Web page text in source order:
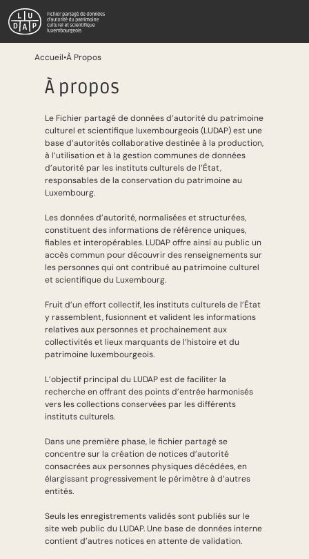
Aller à la recherche
À Propos
Accueil•À Propos
À propos
Le Fichier partagé de données d’autorité du patrimoine
culturel et scientifique luxembourgeois (LUDAP) est une
base d’autorités collaborative destinée à la production,
à l’utilisation et à la gestion communes de données
d’autorité par les instituts culturels de l’État,
responsables de la conservation du patrimoine au
Luxembourg.
Les données d’autorité, normalisées et structurées,
constituent des informations de référence uniques,
fiables et interopérables. LUDAP offre ainsi au public un
accès commun pour découvrir des renseignements sur
les personnes qui ont contribué au patrimoine culturel
et scientifique du Luxembourg.
Fruit d’un effort collectif, les instituts culturels de l’État
y rassemblent, fusionnent et valident les informations
relatives aux personnes et prochainement aux
collectivités et lieux marquants de l’histoire et du
patrimoine luxembourgeois.
L’objectif principal du LUDAP est de faciliter la
recherche en offrant des points d’entrée harmonisés
vers les collections conservées par les différents
instituts culturels.
Dans une première phase, le fichier partagé se
concentre sur la création de notices d’autorité
consacrées aux personnes physiques décédées, en
élargissant progressivement le périmètre à d’autres
entités.
Seuls les enregistrements validés sont publiés sur le
site web public du LUDAP. Une base de données interne
contient d’autres notices en attente de validation.